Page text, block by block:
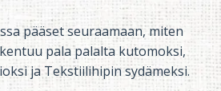
pääset seuraamaan, miten
pala palalta kutomoksi,
ja Tekstiilihipin sydämeksi.